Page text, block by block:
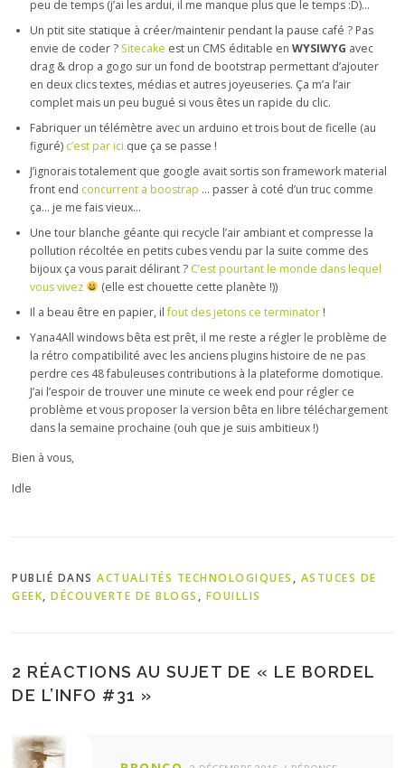
peu de temps (j’ai les ardui, il me manque plus que le temps :D)…
Un ptit site statique à créer/maintenir pendant la pause café ? Pas
envie de coder ? Sitecake est un CMS éditable enWYSIWYG avec
drag & drop a gogo sur un fond de bootstrap permettant d’ajouter
en deux clics textes, médias et autres joyeuseries. Ça m’a l’air
complet mais un peu bugué si vous êtes un rapide du clic.
Fabriquer un télémètre avec un arduino et trois bout de ficelle (au
figuré) c’est par ici que ça se passe !
J’ignorais totalement que google avait sortis son framework material
front end concurrent a boostrap … passer à coté d’un truc comme
ça… je me fais vieux…
Une tour blanche géante qui recycle l’air ambiant et compresse la
pollution récoltée en petits cubes vendu par la suite comme des
bijoux ça vous parait délirant ? C’est pourtant le monde dans lequel
vous vivez
(elle est chouette cette planète !))
Il a beau être en papier, ilfout des jetons ce terminator !
Yana4All windows bêta est prêt, il me reste a régler le problème de
la rétro compatibilité avec les anciens plugins histoire de ne pas
perdre ces 48 fabuleuses contributions à la plateforme domotique.
J’ai l’espoir de trouver une minute ce week end pour régler ce
problème et vous proposer la version bêta en libre téléchargement
dans la semaine prochaine (ouh que je suis ambitieux !)
Bien à vous,
Idle
PUBLIÉ DANSACTUALITÉS TECHNOLOGIQUES , ASTUCES DE
GEEK,DÉCOUVERTE DE BLOGS , FOUILLIS
2 RÉACTIONS AU SUJET DE « LE BORDEL
DE L’INFO #31 »